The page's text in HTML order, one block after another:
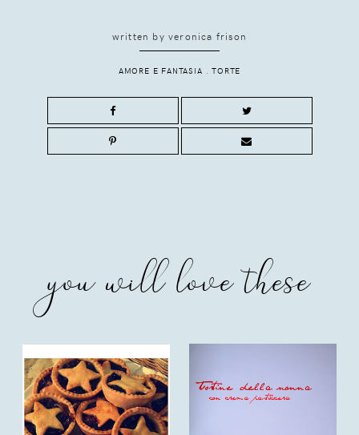
written byveronica frison
AMORE E FANTASIA .TORTE
you will love these